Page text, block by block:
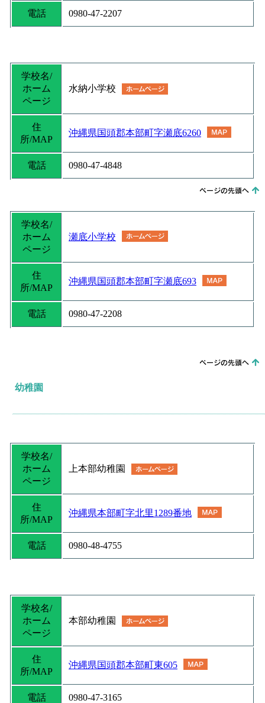
電話 0980-47-2207
学校名/
ホーム
ページ
水納小学校
住
所/MAP
沖縄県国頭郡本部町字瀬底6260
電話 0980-47-4848
学校名/
ホーム
ページ
瀬底小学校
住
所/MAP
沖縄県国頭郡本部町字瀬底693
電話 0980-47-2208
幼稚園
学校名/
ホーム
ページ
上本部幼稚園
住
所/MAP
沖縄県本部町字北里1289番地
電話 0980-48-4755
学校名/
ホーム
ページ
本部幼稚園
住
所/MAP
沖縄県国頭郡本部町東605
電話 0980-47-3165